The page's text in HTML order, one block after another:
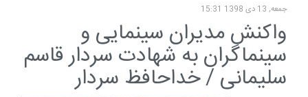
جمعه, 13 دی 1398 15:31
واکنش مدیران سینمایی و
سینماگران به شهادت سردار قاسم
سلیمانی / خداحافظ سردار